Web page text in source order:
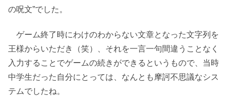
の呪文”でした。
ゲーム終了時にわけのわからない文章となった文字列を
王様からいただき（笑）、それを一言一句間違うことなく
入力することでゲームの続きができるというもので、当時
中学生だった自分にとっては、なんとも摩訶不思議なシス
テムでしたね。